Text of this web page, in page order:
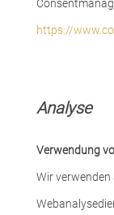
https://
Analyse
Verwendung
Wir verwenden